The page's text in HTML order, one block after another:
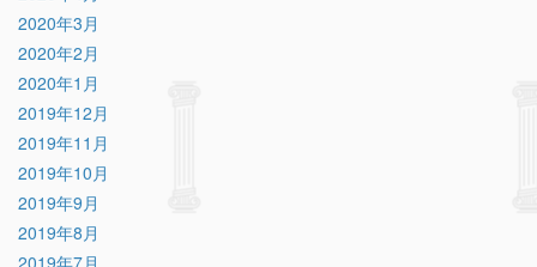
2020年3月
2020年2月
2020年1月
2019年12月
2019年11月
2019年10月
2019年9月
2019年8月
2019年7月